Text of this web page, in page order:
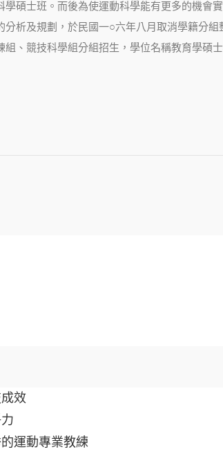
學碩士班。而後為使運動科學能有更多的機會
分析及規劃，於民國一○六年八月取消學籍分組
組、競技科學組分組招生，學位名稱教育學碩
效
運動專業教練